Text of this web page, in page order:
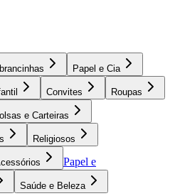
Papel e Cia
Convites Roupas
e Carteiras
Religiosos
Papel e
Saúde e Beleza